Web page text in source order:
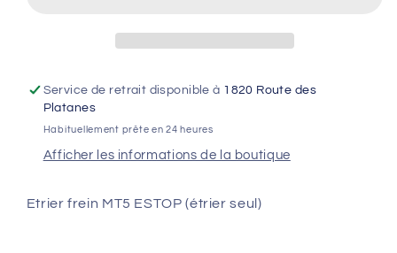
Service de retrait disponible à 1820 Route des
Platanes
Habituellement prête en 24 heures
Afficher les informations de la boutique
Etrier frein MT5 ESTOP (étrier seul)